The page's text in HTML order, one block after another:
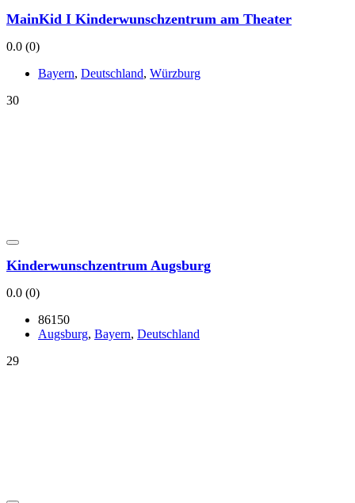
Main­Kid I Kin­der­wunsch­zen­trum am Thea­ter
0.0 (0)
Bay­ern, Deutsch­land, Würz­burg
30
Kin­der­wunsch­zen­trum Augs­burg
0.0 (0)
86150
Augs­burg, Bay­ern, Deutsch­land
29